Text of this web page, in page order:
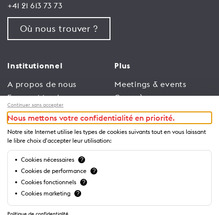
+41 21 613 73 73
Où nous trouver ?
Institutionnel
A propos de nous
Espace Membres
Emploi
Conditions générales
d’utilisation
Politique de
confidentialité
Plus
Meetings & events
Congrès
Trade
Espace Médias
Annonceurs
Brochures et guides
Continuer sans accepter
Nous mettons votre confidentialité en priorité.
Notre site Internet utilise les types de cookies suivants tout en vous laissant
le libre choix d'accepter leur utilisation:
Cookies nécessaires ?
Cookies de performance ?
Cookies fonctionnels ?
Cookies marketing ?